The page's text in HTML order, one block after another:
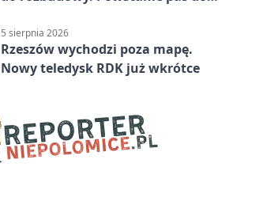
5 sierpnia 2026
Rzeszów wychodzi poza mapę.
Nowy teledysk RDK już wkrótce